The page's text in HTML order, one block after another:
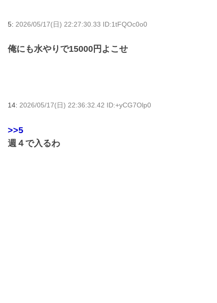
5: 2026/05/17(日) 22:27:30.33 ID:1tFQOc0o0
俺にも水やりで15000円よこせ
14: 2026/05/17(日) 22:36:32.42 ID:+yCG7Olp0
>>5
週４で入るわ